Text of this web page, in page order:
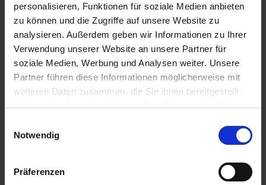
personalisieren, Funktionen für soziale Medien anbieten
zu können und die Zugriffe auf unsere Website zu
analysieren. Außerdem geben wir Informationen zu Ihrer
Verwendung unserer Website an unsere Partner für
soziale Medien, Werbung und Analysen weiter. Unsere
Partner führen diese Informationen möglicherweise mit
weiteren Daten zusammen, die Sie ihnen bereitgestellt
haben oder die sie im Rahmen Ihrer Nutzung der Dienste
Cookies, wenn Sie unsere Webseite weiterhin nutzen.
Notwendig
Präferenzen
In den Warenkorb
Merken Bewerten
Artikel Nr.: 3142064
Beschreibung
Bewertungen lesen, schreiben und diskutieren...
mehr